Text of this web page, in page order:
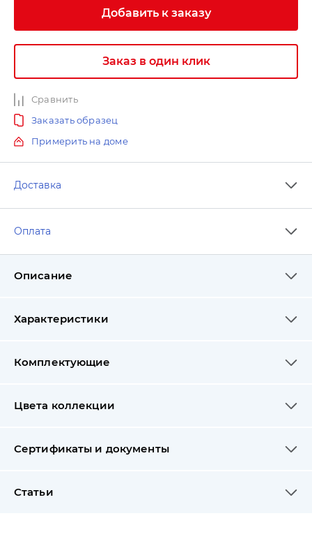
Добавить к заказу
Заказ в один клик
Сравнить
Заказать образец
Примерить на доме
Доставка
Оплата
Описание
Характеристики
Комплектующие
Цвета коллекции
Сертификаты и документы
Статьи